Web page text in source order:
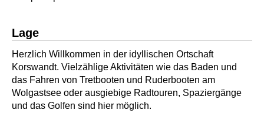
Lage
Herzlich Willkommen in der idyllischen Ortschaft
Korswandt. Vielzählige Aktivitäten wie das Baden und
das Fahren von Tretbooten und Ruderbooten am
Wolgastsee oder ausgiebige Radtouren, Spaziergänge
und das Golfen sind hier möglich.